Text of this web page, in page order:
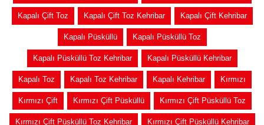
Kapalı Çift Toz Kapalı Çift Toz Kehribar Kapalı Çift Kehribar
Kapalı Püsküllü Kapalı Püsküllü Toz
Kapalı Püsküllü Toz Kehribar Kapalı Püsküllü Kehribar
Kapalı Toz Kapalı Toz Kehribar Kapalı Kehribar Kırmızı
Kırmızı Çift Kırmızı Çift Püsküllü Kırmızı Çift Püsküllü Toz
Kırmızı Çift Püsküllü Toz Kehribar Kırmızı Çift Püsküllü Kehribar